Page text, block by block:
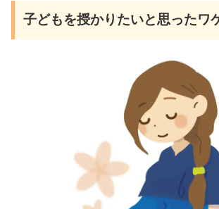
子どもを授かりたいと思ったワ